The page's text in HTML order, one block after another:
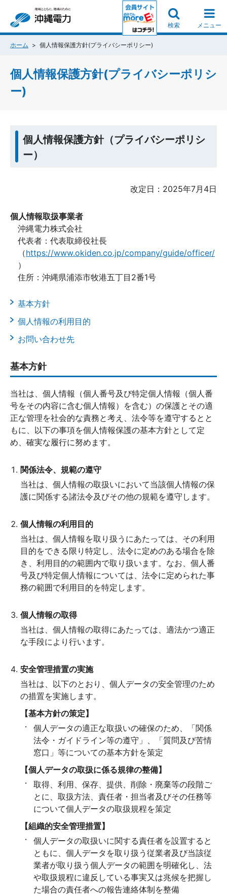
検索 メニュー
ホーム 個人情報保護方針(プライバシーポリシー)
個人情報保護方針(プライバシーポリシ
ー)
個人情報保護方針（プライバシーポリシ
ー）
改定日：2025年7月4日
個人情報取扱事業者
沖縄電力株式会社
代表者：代表取締役社長
（https://www.okiden.co.jp/company/guide/officer/
）
住所：沖縄県浦添市牧港五丁目2番1号
基本方針
個人情報の利用目的
お問い合わせ先
基本方針
当社は、個人情報（個人番号及び特定個人情報（個人番
号をその内容に含む個人情報）を含む）の保護とその適
正な管理を社会的な責務と考え、法令等を遵守するとと
もに、以下の事項を個人情報保護の基本方針として定
め、確実な履行に努めます。
関係法令、規範の遵守
当社は、個人情報の取扱いにおいて当該個人情報の保
護に関係する諸法令及びその他の規範を遵守します。
個人情報の利用目的
当社は、個人情報を取り扱うにあたっては、その利用
目的をできる限り特定し、法令に定めのある場合を除
き、利用目的の範囲内で取り扱います。なお、個人番
号及び特定個人情報については、法令に定められた事
務の範囲で利用目的を特定します。
個人情報の取得
当社は、個人情報の取得にあたっては、適法かつ適正
な手段により行います。
安全管理措置の実施
当社は、以下のとおり、個人データの安全管理のため
の措置を実施します。
【基本方針の策定】
個人データの適正な取扱いの確保のため、「関係
法令・ガイドライン等の遵守」、「質問及び苦情
窓口」等についての基本方針を策定
【個人データの取扱に係る規律の整備】
取得、利用、保存、提供、削除・廃棄等の段階ご
とに、取扱方法、責任者・担当者及びその任務等
について個人データの取扱規程を策定
【組織的安全管理措置】
個人データの取扱いに関する責任者を設置すると
ともに、個人データを取り扱う従業者及び当該従
業者が取り扱う個人データの範囲を明確化し、法
や取扱規程に違反している事実又は兆候を把握し
た場合の責任者への報告連絡体制を整備